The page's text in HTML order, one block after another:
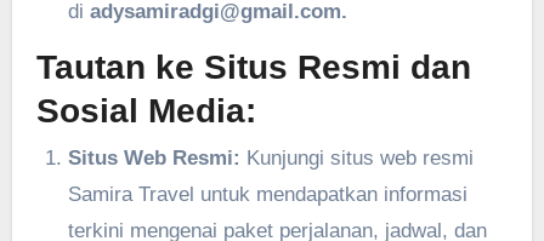
di adysamiradgi@gmail.com.
Tautan ke Situs Resmi dan
Sosial Media:
Situs Web Resmi: Kunjungi situs web resmi
Samira Travel untuk mendapatkan informasi
terkini mengenai paket perjalanan, jadwal, dan